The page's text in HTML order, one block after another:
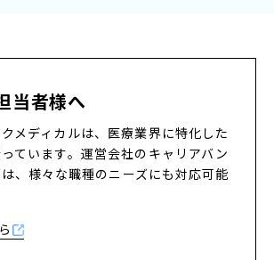
当者様へ
メディカルは、医療業界に特化した
ています。 運営会社のキャリアバン
、様々な職種のニーズにも対応可能